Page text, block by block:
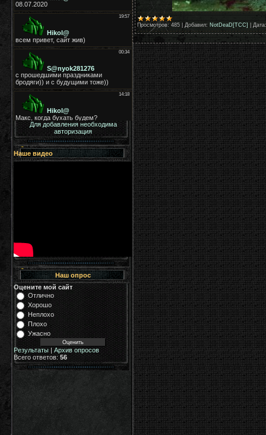
Для добавления необходима
авторизация
Наше видео
Наш опрос
Оцените мой сайт
Отлично
Хорошо
Неплохо
Плохо
Ужасно
Результаты | Архив опросов
Всего ответов: 56
Просмотров: 485 Добавил: NotDeaD[TCC] Дата: